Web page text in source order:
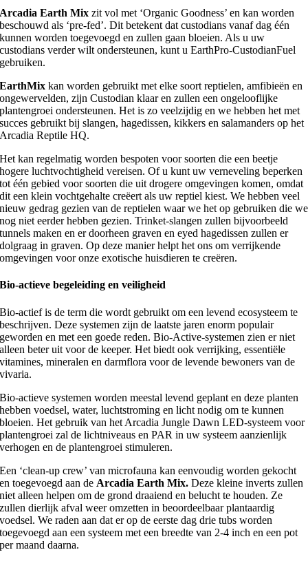
Arcadia Earth Mix zit vol met ‘Organic Goodness’ en kan worden
beschouwd als ‘pre-fed’. Dit betekent dat custodians vanaf dag één
kunnen worden toegevoegd en zullen gaan bloeien. Als u uw
custodians verder wilt ondersteunen, kunt u EarthPro-CustodianFuel
gebruiken.
EarthMix kan worden gebruikt met elke soort reptielen, amfibieën en
ongewervelden, zijn Custodian klaar en zullen een ongelooflijke
plantengroei ondersteunen. Het is zo veelzijdig en we hebben het met
succes gebruikt bij slangen, hagedissen, kikkers en salamanders op het
Arcadia Reptile HQ.
Het kan regelmatig worden bespoten voor soorten die een beetje
hogere luchtvochtigheid vereisen. Of u kunt uw verneveling beperken
tot één gebied voor soorten die uit drogere omgevingen komen, omdat
dit een klein vochtgehalte creëert als uw reptiel kiest. We hebben veel
nieuw gedrag gezien van de reptielen waar we het op gebruiken die we
nog niet eerder hebben gezien. Trinket-slangen zullen bijvoorbeeld
tunnels maken en er doorheen graven en eyed hagedissen zullen er
dolgraag in graven. Op deze manier helpt het ons om verrijkende
omgevingen voor onze exotische huisdieren te creëren.
Bio-actieve begeleiding en veiligheid
Bio-actief is de term die wordt gebruikt om een levend ecosysteem te
beschrijven. Deze systemen zijn de laatste jaren enorm populair
geworden en met een goede reden. Bio-Active-systemen zien er niet
alleen beter uit voor de keeper. Het biedt ook verrijking, essentiële
vitamines, mineralen en darmflora voor de levende bewoners van de
vivaria.
Bio-actieve systemen worden meestal levend geplant en deze planten
hebben voedsel, water, luchtstroming en licht nodig om te kunnen
bloeien. Het gebruik van het Arcadia Jungle Dawn LED-systeem voor
plantengroei zal de lichtniveaus en PAR in uw systeem aanzienlijk
verhogen en de plantengroei stimuleren.
Een ‘clean-up crew’ van microfauna kan eenvoudig worden gekocht
en toegevoegd aan de Arcadia Earth Mix. Deze kleine inverts zullen
niet alleen helpen om de grond draaiend en belucht te houden. Ze
zullen dierlijk afval weer omzetten in beoordeelbaar plantaardig
voedsel. We raden aan dat er op de eerste dag drie tubs worden
toegevoegd aan een systeem met een breedte van 2-4 inch en een pot
per maand daarna.